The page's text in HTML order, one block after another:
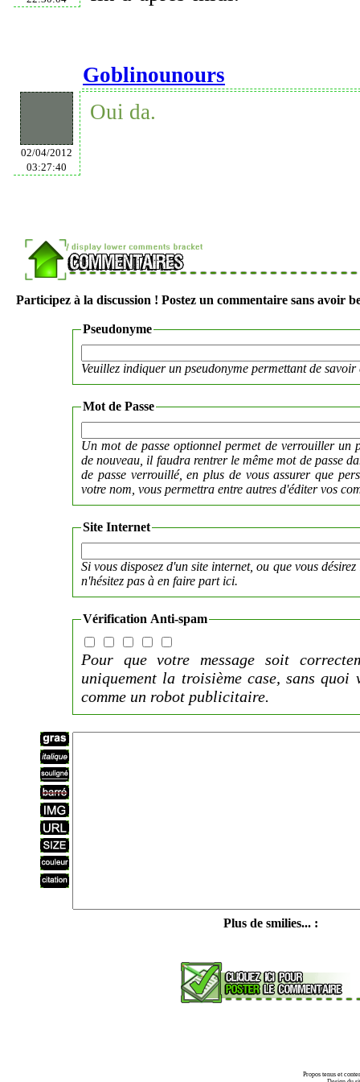
Goblinounours
02/04/2012
03:27:40
Oui da.
Participez à la discussion ! Postez un commentaire sans avoir
Pseudonyme
Veuillez indiquer un pseudonyme permettant de savoir
Mot de Passe
Un mot de passe optionnel permet de verrouiller un
de nouveau, il faudra rentrer le même mot de passe
de passe verrouillé, en plus de vous assurer que
votre nom, vous permettra entre autres d'éditer vos
Site Internet
Si vous disposez d'un site internet, ou que vous
n'hésitez pas à en faire part ici.
Vérification Anti-spam
Pour que votre message soit
uniquement la troisième case, sans quoi
comme un robot publicitaire.
Plus de smilies... :
Propos tenus et